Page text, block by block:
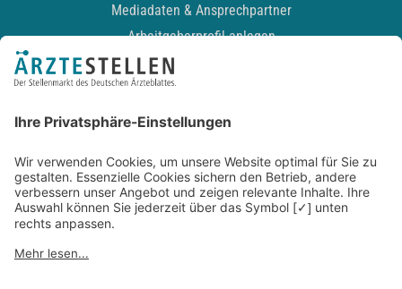
Mediadaten & Ansprechpartner
Arbeitgeberprofil anlegen
Recruiting-Podcast
Kontakt
Datenschutz
Newsletter